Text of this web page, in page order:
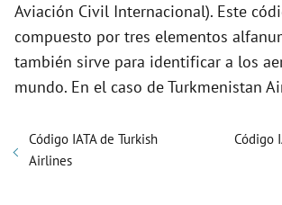
Aviación Civil Internacional). Este
compuesto por tres elementos
también sirve para identificar a los
mundo. En el caso de Turkmenistan
Código IATA de Turkish
Airlines
Código